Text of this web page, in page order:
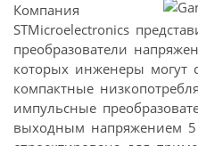
Компания
STMicroelectronics
преобразователи
которых инженеры могут
компактные
импульсные
выходным напряжением 5